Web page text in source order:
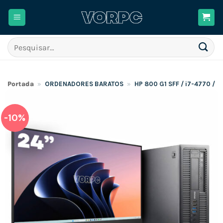
Pesquisar
por:
Portada » ORDENADORES BARATOS » HP 800 G1 SFF / i7-4770 /
-10%